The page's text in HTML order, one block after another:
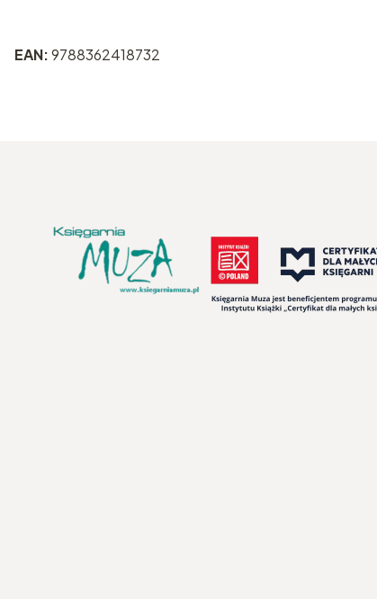
EAN:9788362418732